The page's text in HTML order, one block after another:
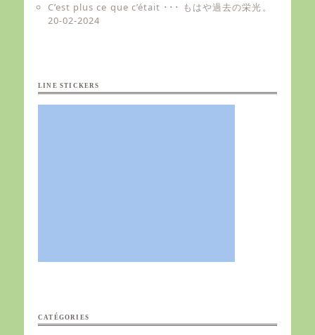
C’est plus ce que c’était ･･･ もはや過去の栄光。
20-02-2024
LINE STICKERS
CATÉGORIES